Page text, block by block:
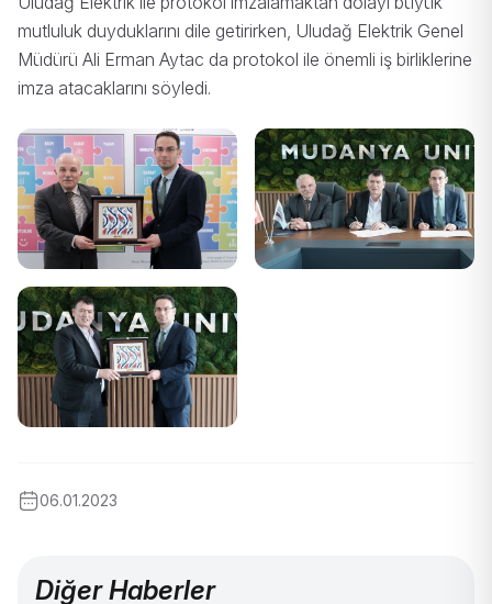
mutluluk duyduklarını dile getirirken, Uludağ Elektrik Genel
Müdürü Ali Erman Aytac da protokol ile önemli iş birliklerine
imza atacaklarını söyledi.
06.01.2023
Diğer Haberler